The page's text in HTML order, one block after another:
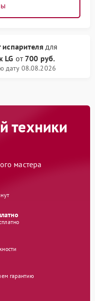
для
LG от 700 руб.
дату 08.08.2026
техники
мастера
гарантию